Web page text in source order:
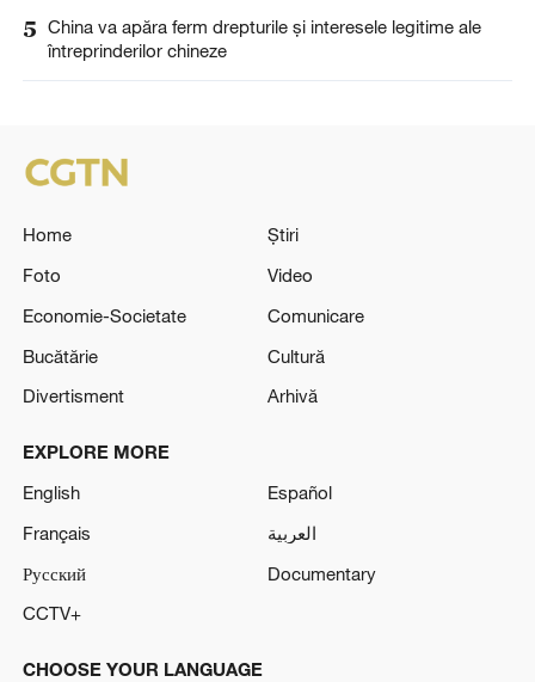
5 China va apăra ferm drepturile și interesele legitime ale
întreprinderilor chineze
Home
Știri
Foto
Video
Economie-Societate
Comunicare
Bucătărie
Cultură
Divertisment
Arhivă
EXPLORE MORE
English
Español
Français
العربية
Русский
Documentary
CCTV+
CHOOSE YOUR LANGUAGE